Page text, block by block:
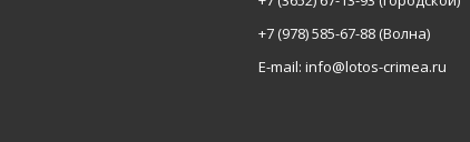
+7 (978) 585-67-88 (Волна)
E-mail: info@lotos-crimea.ru